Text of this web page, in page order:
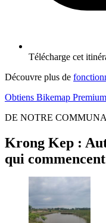
Télécharge cet
Découvre plus de
Obtiens Bikemap Premium
DE NOTRE
Krong Kep :
qui